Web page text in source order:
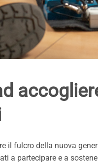
il fulcro della nuova
a partecipare e a